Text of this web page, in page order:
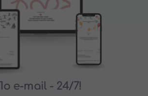
По e-mail - 24/7!